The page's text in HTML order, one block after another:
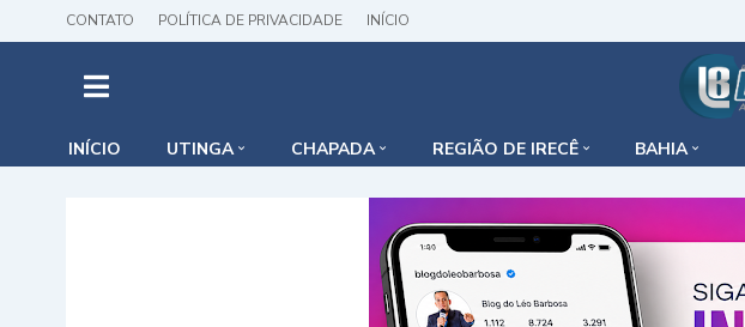
CONTATO POLÍTICA DE PRIVACIDADE INÍCIO
INÍCIO UTINGA CHAPADA REGIÃO DE IRECÊ BAHIA